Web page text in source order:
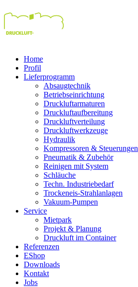
Home
Profil
Lieferprogramm
Absaugtechnik
Betriebseinrichtung
Druckluftarmaturen
Druckluftaufbereitung
Druckluftverteilung
Druckluftwerkzeuge
Hydraulik
Kompressoren & Steuerungen
Pneumatik & Zubehör
Reinigen mit System
Schläuche
Techn. Industriebedarf
Trockeneis-Strahlanlagen
Vakuum-Pumpen
Service
Mietpark
Projekt & Planung
Druckluft im Container
Referenzen
EShop
Downloads
Kontakt
Jobs